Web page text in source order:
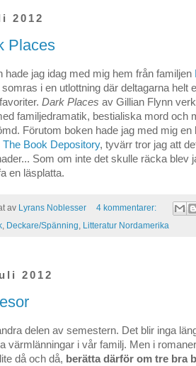
2012
Places
hade jag idag med mig hem från familjen
i en utlottning där deltagarna helt
Dark Places av Gillian Flynn
familjedramatik, bestialiska mord och
Förutom boken hade jag med mig en
The Book Depository, tyvärr tror jag att
Som om inte det skulle räcka blev
en läsplatta.
av Lyrans Noblesser
4 kommentarer:
, Deckare/Spänning, Litteratur Nordamerika
2012
delen av semestern. Det blir inga
värmlänningar i vår familj. Men i
då och då, berätta därför om tre bra